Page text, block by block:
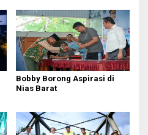
Bobby Borong Aspirasi di
Nias Barat